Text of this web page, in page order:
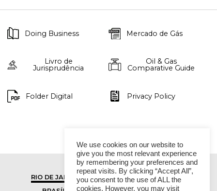
Doing Business Mercado de Gás
Livro de
Jurisprudência
Oil & Gas
Comparative Guide
Folder Digital Privacy Policy
RIO DE JANEIRO
SÃO PAULO
We use cookies on our website to
give you the most relevant experience
by remembering your preferences and
repeat visits. By clicking “Accept All”,
you consent to the use of ALL the
cookies. However, you may visit